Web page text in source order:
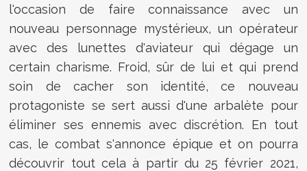
l'occasion de faire connaissance avec un
nouveau personnage mystérieux, un opérateur
avec des lunettes d'aviateur qui dégage un
certain charisme. Froid, sûr de lui et qui prend
soin de cacher son identité, ce nouveau
protagoniste se sert aussi d'une arbalète pour
éliminer ses ennemis avec discrétion. En tout
cas, le combat s'annonce épique et on pourra
découvrir tout cela à partir du 25 février 2021,